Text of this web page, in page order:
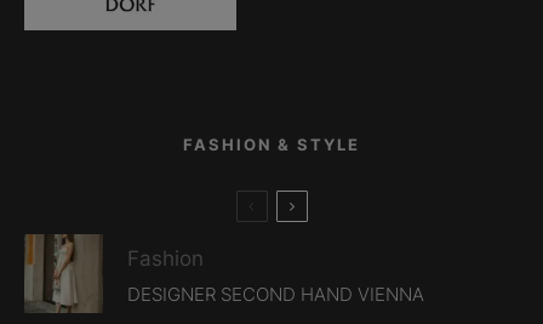
FASHION & STYLE
Fashion
DESIGNER SECOND HAND VIENNA